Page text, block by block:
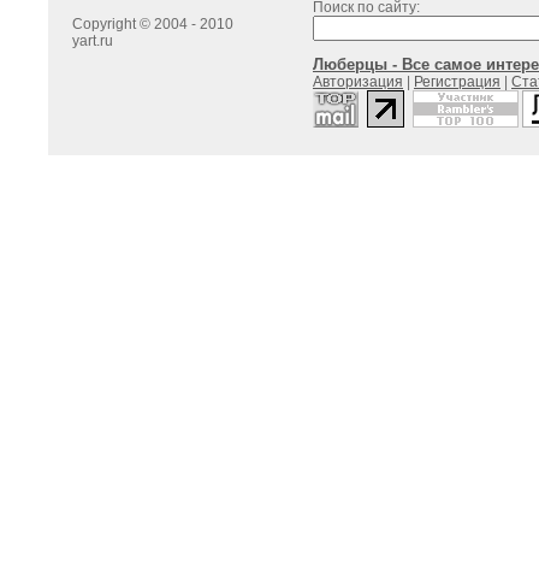
Copyright © 2004 - 2010
yart.ru
Поиск по сайту:
Люберцы - Все самое
Авторизация Регистрация